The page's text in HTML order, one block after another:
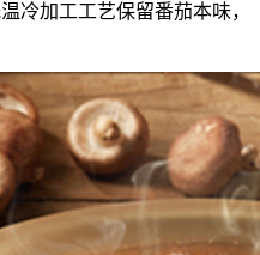
冷加工工艺保留番茄本味，